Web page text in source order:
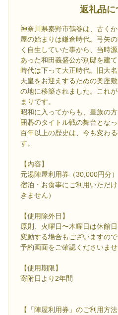
返礼品に
神奈川県秦野市鶴巻は、古く
屋の始まりは鎌倉時代。弓矢
く自生していた事から、当時
あった和田義盛公が別邸を建て
時代は下って大正時代。旧大
天皇をお迎えするための奥座
の地に移築されました。これ
まりです。
昭和に入ってからも、皇族の
囲碁のタイトル戦の舞台とな
百年以上の歴史は、今も変わ
す。
【内容】
元湯陣屋利用券（30,000円分）
宿泊・お食事にご利用いただ
きません）
【使用除外日】
原則、火曜日〜木曜日は休館日
変動する場合もございますの
予約画面をご確認くださいませ
【使用期限】
寄附日より2年間
【「陣屋利用券」のご利用方法